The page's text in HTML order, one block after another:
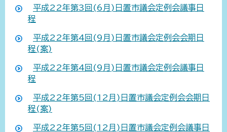
平成22年第3回(6月)日置市議会定例会議事日
程
平成22年第4回(9月)日置市議会定例会会期日
程(案)
平成22年第4回(9月)日置市議会定例会議事日
程
平成22年第5回(12月)日置市議会定例会会期日
程(案)
平成22年第5回(12月)日置市議会定例会議事日